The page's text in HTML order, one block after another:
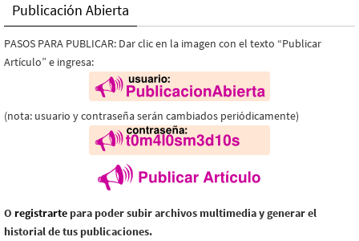
Publicación Abierta
PASOS PARA PUBLICAR: Dar clic en la imagen con el texto “Publicar
Artículo” e ingresa:
(nota: usuario y contraseña serán cambiados periódicamente)
O registrarte para poder subir archivos multimedia y generar el
historial de tus publicaciones.